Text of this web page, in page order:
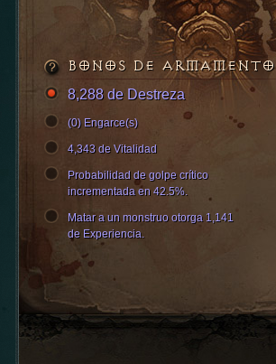
BONOS DE ARMAMENTO
8,288 de Destreza
(0) Engarce(s)
4,343 de Vitalidad
Probabilidad de golpe crítico
incrementada en 42.5%.
Matar a un monstruo otorga 1,141
de Experiencia.